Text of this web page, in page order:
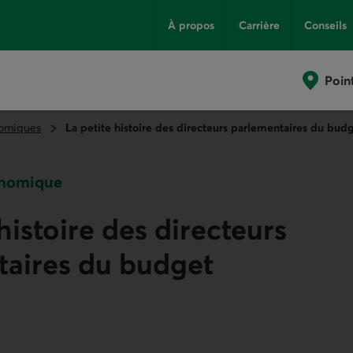
À propos Carrière Conseils
La petite histoire des directeurs parlementaires du
des directeurs
du budget